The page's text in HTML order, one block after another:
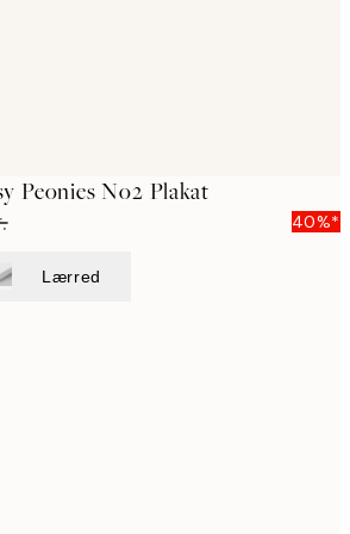
Peonies No2 Plakat
40%*
Lærred